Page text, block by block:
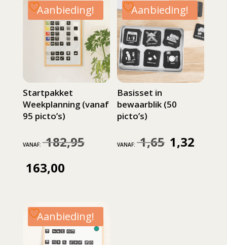
Aanbieding!
Startpakket
Weekplanning (vanaf
95 picto’s)
VANAF: 182,95Oorspronkelijke
182,95.
163,00Huidige
is:
163,00.
Aanbieding!
Basisset in
bewaarblik (50
picto’s)
VANAF:1,65 Oorspronkelijke
1,32
Aanbieding!